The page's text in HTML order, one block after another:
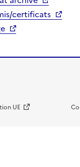
certificats
UE